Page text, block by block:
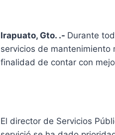
Irapuato, Gto. .- Durante
servicios de mantenimiento
finalidad de contar con
El director de Servicios